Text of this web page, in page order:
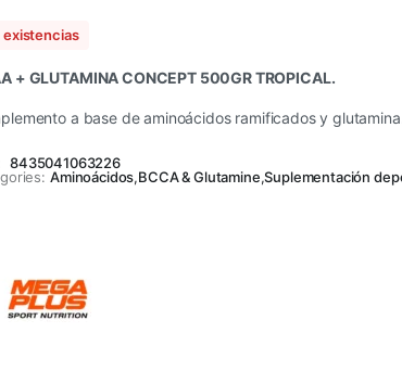
existencias
+ GLUTAMINA CONCEPT 500GR TROPICAL.
a base de aminoácidos ramificados y
8435041063226
Aminoácidos,BCCA & Glutamine,Suplementación